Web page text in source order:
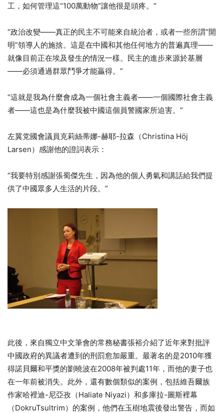
工，如何管理這“100萬動物”讓他很是頭疼。”
“政治改變——真正的民主不可能來自統治者，或者一些所謂“開
明”領導人的施捨。這是在中國和其他任何地方的普遍真理——
就像目前正在埃及發生的情況一樣。民主的進步來源於基層
——必須通過群眾鬥爭才能贏得。”
“這就是我為什麼會成為一個社會主義者——一個國際社會主義
者——這也是為什麼我被中國這個員警國家所迫害。”
左翼党國會議員克莉絲蒂娜-赫耶-拉森（Christina Höj
Larsen）感謝他的證詞表示：
“我要特別感謝張蜀傑先生，因為他的個人勇氣和講話給我們提
供了中國眾多人生活的片段。”
此後，來自獨立中文筆會的常務秘書張裕介紹了近年來對批評
中國政府的異議者遭到的刑罰愈加嚴重。最著名的是2010年獲
得諾貝爾和平獎的劉曉波在2008年被判處11年，而他的妻子也
在一年前被消失。此外，還有數個類似的案例，包括維吾爾族
作家哈裡迪-尼亞孜（Haliate Niyazi）和多庫拉-圖斯裡幕
（DokruTsultrim）的案例，他們在玉樹地震後發出警告，而如